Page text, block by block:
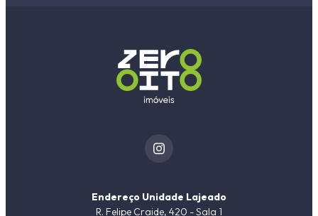
Endereço Unidade Lajeado
R. Felipe Craide, 420 - Sala 1